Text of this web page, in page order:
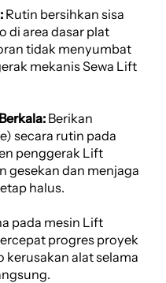
Rutin bersihkan sisa
di area dasar plat
tidak menyumbat
mekanis Sewa Lift
Berikan
secara rutin pada
penggerak Lift
gesekan dan menjaga
halus.
pada mesin Lift
progres proyek
alat selama